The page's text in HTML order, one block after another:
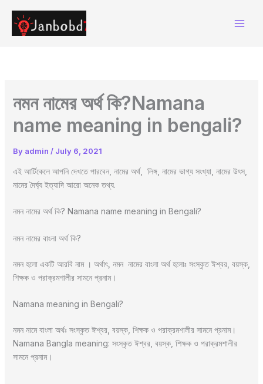
content
নমন নামের অর্থ কি?Namana
name meaning in bengali?
By admin / July 6, 2021
এই আর্টিকেলে আপনি দেখতে পারবেন, নামের অর্থ, লিঙ্গ, নামের ভাগ্য সংখ্যা, নামের উৎস,
নামের দৈর্ঘ্য ইত্যাদি আরো অনেক তথ্য.
নমন নামের অর্থ কি? Namana name meaning in Bengali?
নমন নামের বাংলা অর্থ কি?
নমন হলো একটি আরবি নাম । অর্থাৎ, নমন নামের বাংলা অর্থ হলোঃ সংস্কৃত ঈশ্বর, বয়স্ক,
শিক্ষক ও পরাক্রমশালীর সামনে প্রনাম।
Namana meaning in Bengali?
নমন নামে বাংলা অর্থঃ সংস্কৃত ঈশ্বর, বয়স্ক, শিক্ষক ও পরাক্রমশালীর সামনে প্রনাম।
Namana Bangla meaning: সংস্কৃত ঈশ্বর, বয়স্ক, শিক্ষক ও পরাক্রমশালীর
সামনে প্রনাম।